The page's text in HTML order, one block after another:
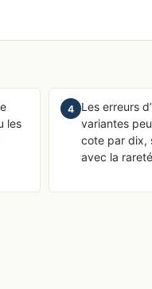
les
4
Les erreurs
variantes
cote par dix,
avec la